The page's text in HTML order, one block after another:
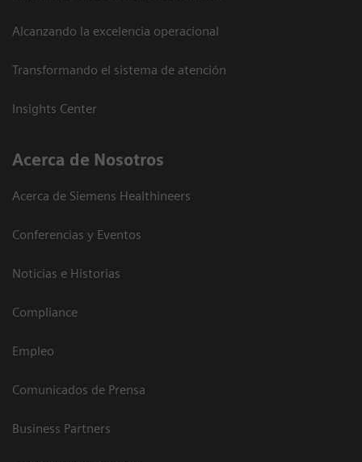
Alcanzando la excelencia operacional
Transformando el sistema de atención
Insights Center
Acerca de Nosotros
Acerca de Siemens Healthineers
Conferencias y Eventos
Noticias e Historias
Compliance
Empleo
Comunicados de Prensa
Business Partners